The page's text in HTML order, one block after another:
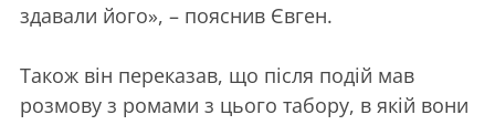
здавали його», – пояснив Євген.
Також він переказав, що після подій мав
розмову з ромами з цього табору, в якій вони